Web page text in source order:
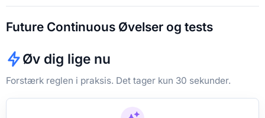
Future Continuous Øvelser og tests
Øv dig lige nu
Forstærk reglen i praksis. Det tager kun 30 sekunder.